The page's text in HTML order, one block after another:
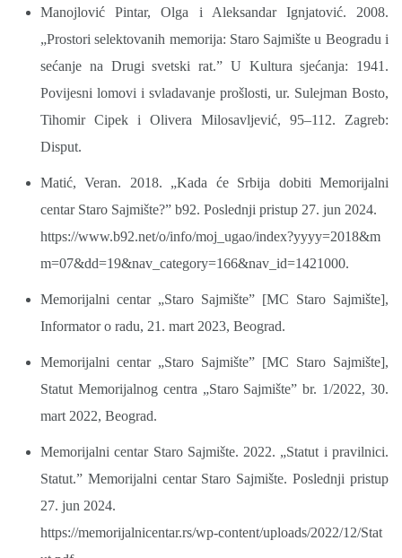
Manojlović Pintar, Olga i Aleksandar Ignjatović. 2008.
„Prostori selektovanih memorija: Staro Sajmište u Beogradu i
sećanje na Drugi svetski rat.” U Kultura sjećanja: 1941.
Povijesni lomovi i svladavanje prošlosti, ur. Sulejman Bosto,
Tihomir Cipek i Olivera Milosavljević, 95–112. Zagreb:
Disput.
Matić, Veran. 2018. „Kada će Srbija dobiti Memorijalni
centar Staro Sajmište?” b92. Poslednji pristup 27. jun 2024.
https://www.b92.net/o/info/moj_ugao/index?yyyy=2018&m
m=07&dd=19&nav_category=166&nav_id=1421000.
Memorijalni centar „Staro Sajmište” [MC Staro Sajmište],
Informator o radu, 21. mart 2023, Beograd.
Memorijalni centar „Staro Sajmište” [MC Staro Sajmište],
Statut Memorijalnog centra „Staro Sajmište” br. 1/2022, 30.
mart 2022, Beograd.
Memorijalni centar Staro Sajmište. 2022. „Statut i pravilnici.
Statut.” Memorijalni centar Staro Sajmište. Poslednji pristup
27. jun 2024.
https://memorijalnicentar.rs/wp-content/uploads/2022/12/Stat